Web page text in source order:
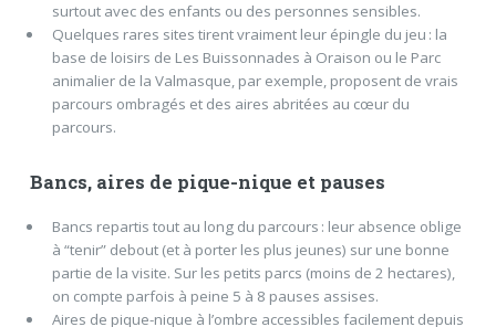
surtout avec des enfants ou des personnes sensibles.
Quelques rares sites tirent vraiment leur épingle du jeu : la
base de loisirs de Les Buissonnades à Oraison ou le Parc
animalier de la Valmasque, par exemple, proposent de vrais
parcours ombragés et des aires abritées au cœur du
parcours.
Bancs, aires de pique-nique et pauses
Bancs repartis tout au long du parcours : leur absence oblige
à “tenir” debout (et à porter les plus jeunes) sur une bonne
partie de la visite. Sur les petits parcs (moins de 2 hectares),
on compte parfois à peine 5 à 8 pauses assises.
Aires de pique-nique à l’ombre accessibles facilement depuis